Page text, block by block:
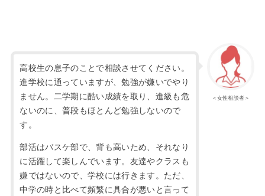
＜女性相談者＞
高校生の息子のことで相談させてください。
進学校に通っていますが、勉強が嫌いでやり
ません。二学期に酷い成績を取り、進級も危
ないのに、普段もほとんど勉強しないので
す。
部活はバスケ部で、背も高いため、それなり
に活躍して楽しんでいます。友達やクラスも
嫌ではないので、学校には行きます。ただ、
中学の時と比べて頻繁に具合が悪いと言って